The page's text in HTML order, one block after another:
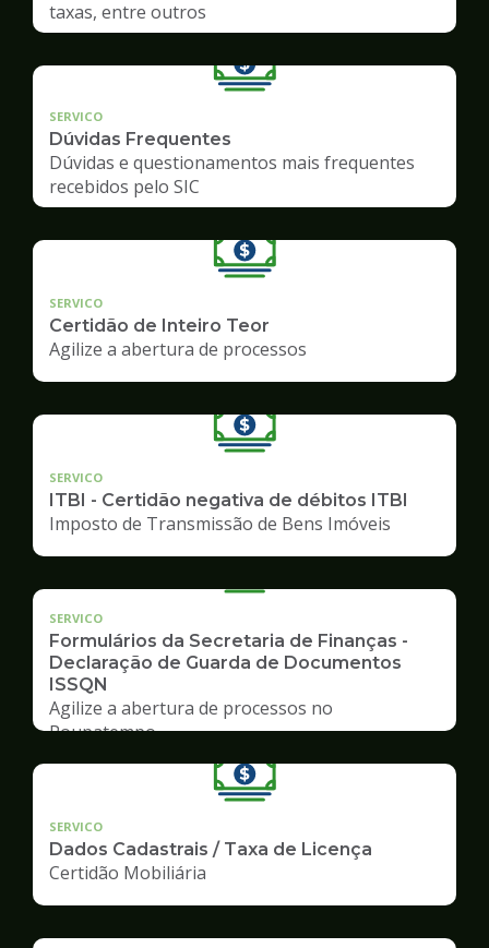
taxas, entre outros
SERVICO
Dúvidas Frequentes
Dúvidas e questionamentos mais frequentes
recebidos pelo SIC
SERVICO
Certidão de Inteiro Teor
Agilize a abertura de processos
SERVICO
ITBI - Certidão negativa de débitos ITBI
Imposto de Transmissão de Bens Imóveis
SERVICO
Formulários da Secretaria de Finanças -
Declaração de Guarda de Documentos
ISSQN
Agilize a abertura de processos no
Poupatempo
SERVICO
Dados Cadastrais / Taxa de Licença
Certidão Mobiliária